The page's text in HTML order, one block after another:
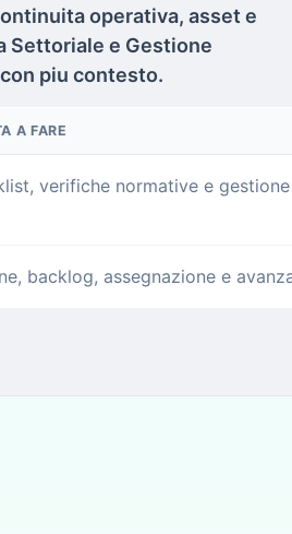
operativa, asset e
Settoriale e Gestione
piu contesto.
A FARE
verifiche normative e
backlog, assegnazione e